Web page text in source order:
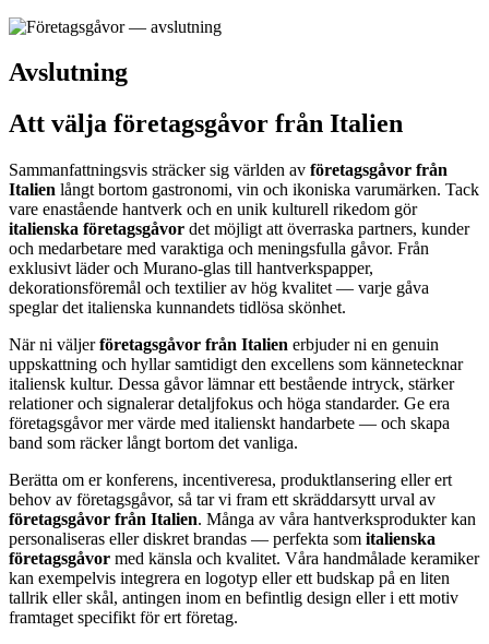
Avslutning
Att välja företagsgåvor från Italien
Sammanfattningsvis sträcker sig världen av företagsgåvor från
Italien långt bortom gastronomi, vin och ikoniska varumärken. Tack
vare enastående hantverk och en unik kulturell rikedom gör
italienska företagsgåvor det möjligt att överraska partners, kunder
och medarbetare med varaktiga och meningsfulla gåvor. Från
exklusivt läder och Murano-glas till hantverkspapper,
dekorationsföremål och textilier av hög kvalitet — varje gåva
speglar det italienska kunnandets tidlösa skönhet.
När ni väljerföretagsgåvor från Italien erbjuder ni en genuin
uppskattning och hyllar samtidigt den excellens som kännetecknar
italiensk kultur. Dessa gåvor lämnar ett bestående intryck, stärker
relationer och signalerar detaljfokus och höga standarder. Ge era
företagsgåvor mer värde med italienskt handarbete — och skapa
band som räcker långt bortom det vanliga.
Berätta om er konferens, incentiveresa, produktlansering eller ert
behov av företagsgåvor, så tar vi fram ett skräddarsytt urval av
företagsgåvor från Italien. Många av våra hantverksprodukter kan
personaliseras eller diskret brandas — perfekta som italienska
företagsgåvor med känsla och kvalitet. Våra handmålade keramiker
kan exempelvis integrera en logotyp eller ett budskap på en liten
tallrik eller skål, antingen inom en befintlig design eller i ett motiv
framtaget specifikt för ert företag.